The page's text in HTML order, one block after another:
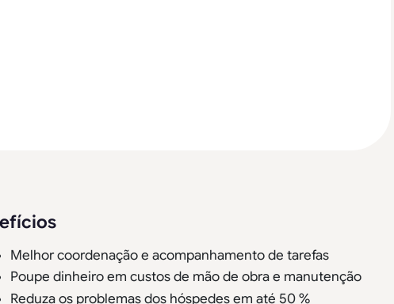
Melhor coordenação e acompanhamento de tarefas
Poupe dinheiro em custos de mão de obra e manutenção
Reduza os problemas dos hóspedes em até 50 %